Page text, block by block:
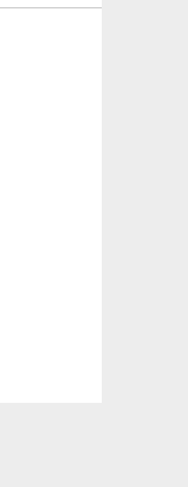
孔摄像
多名女性
下一键呼救